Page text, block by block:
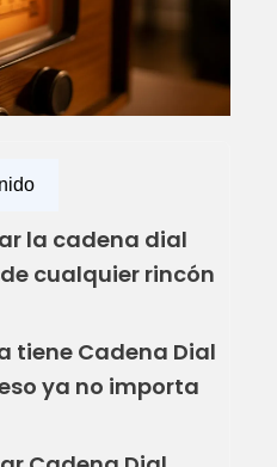
la cadena dial
cualquier rincón
tiene Cadena Dial
ya no importa